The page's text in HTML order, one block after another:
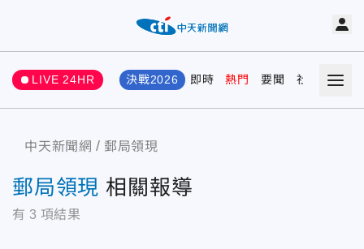
LIVE 24HR 決戰2026 即時 熱門 要聞 社會 娛樂
中天新聞網 郵局領現
郵局領現 相關報導
有 3 項結果